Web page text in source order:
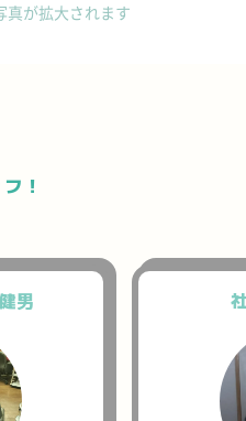
真が拡大されます
！
男